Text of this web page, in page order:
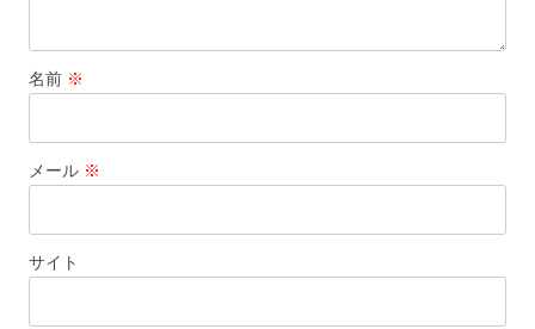
名前 ※
メール ※
サイト